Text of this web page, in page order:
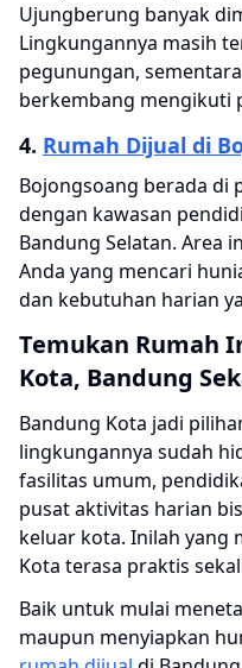
Ujungberung banyak
Lingkungannya masih
pegunungan,
berkembang mengikuti
4. Rumah Dijual di
Bojongsoang berada di
dengan kawasan
Bandung Selatan. Area
Anda yang mencari
dan kebutuhan harian
Temukan Rumah
Kota, Bandung
Bandung Kota jadi
lingkungannya sudah
fasilitas umum,
pusat aktivitas harian
keluar kota. Inilah yang
Kota terasa praktis
Baik untuk mulai
maupun menyiapkan